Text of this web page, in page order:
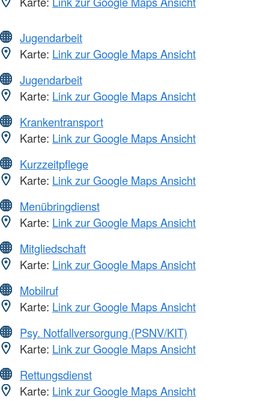
Jugendarbeit
Karte: Link zur Google Maps Ansicht
Jugendarbeit
Karte: Link zur Google Maps Ansicht
Krankentransport
Karte: Link zur Google Maps Ansicht
Kurzzeitpflege
Karte: Link zur Google Maps Ansicht
Menübringdienst
Karte: Link zur Google Maps Ansicht
Mitgliedschaft
Karte: Link zur Google Maps Ansicht
Mobilruf
Karte: Link zur Google Maps Ansicht
Psy. Notfallversorgung (PSNV/KIT)
Karte: Link zur Google Maps Ansicht
Rettungsdienst
Karte: Link zur Google Maps Ansicht